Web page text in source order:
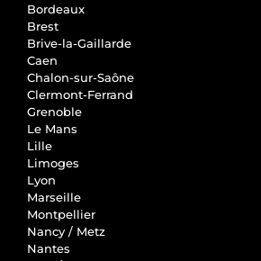
Bordeaux
Brest
Brive-la-Gaillarde
Caen
Chalon-sur-Saône
Clermont-Ferrand
Grenoble
Le Mans
Lille
Limoges
Lyon
Marseille
Montpellier
Nancy / Metz
Nantes